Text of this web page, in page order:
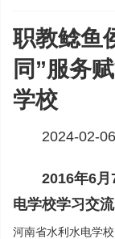
职教鲶鱼
同”服务
学校
2024-02-
2016年6
电学校学习交流
河南省水利水电学校